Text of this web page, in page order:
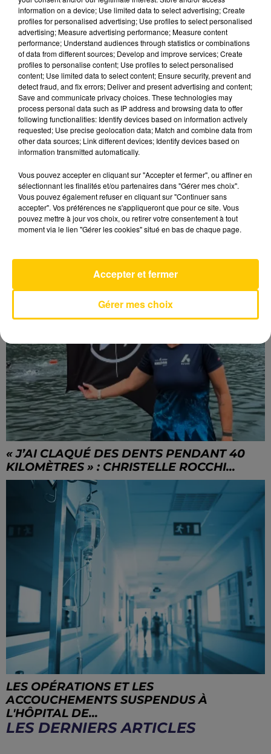
110 CHEVRETTES PÉRISSENT DANS UN
INCENDIE EN LOZÈRE
« J’AI CLAQUÉ DES DENTS PENDANT 40
KILOMÈTRES » : CHRISTELLE ROCCHI...
LES OPÉRATIONS ET LES
ACCOUCHEMENTS SUSPENDUS À
L'HÔPITAL DE...
LES DERNIERS ARTICLES
information on a device; Use limited data to select advertising; Create
profiles for personalised advertising; Use profiles to select personalised
advertising; Measure advertising performance; Measure content
performance; Understand audiences through statistics or combinations
of data from different sources; Develop and improve services; Create
profiles to personalise content; Use profiles to select personalised
content; Use limited data to select content; Ensure security, prevent and
detect fraud, and fix errors; Deliver and present advertising and content;
Save and communicate privacy choices. These technologies may
process personal data such as IP address and browsing data to offer
following functionalities: Identify devices based on information actively
requested; Use precise geolocation data; Match and combine data from
other data sources; Link different devices; Identify devices based on
information transmitted automatically.
Vous pouvez accepter en cliquant sur "Accepter et fermer", ou affiner en
sélectionnant les finalités et/ou partenaires dans "Gérer mes choix".
Vous pouvez également refuser en cliquant sur "Continuer sans
accepter". Vos préférences ne s'appliqueront que pour ce site. Vous
pouvez mettre à jour vos choix, ou retirer votre consentement à tout
moment via le lien "Gérer les cookies" situé en bas de chaque page.
Gérer mes choix
Accepter et fermer